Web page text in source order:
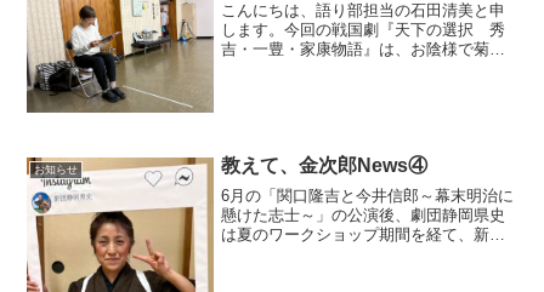
こんにちは、語り部担当の石田清美と申
します。今回の戦国劇『天下の選択 秀
吉・一豊・家康物語』は、お陰様で菊川
お知らせ 教えて、金次郎News④
6月の「関口隆吉と今井信郎～幕末明治に
懸けた志士～」の公演後、劇団静岡県史
は夏のワークショップ期間を経て、新た